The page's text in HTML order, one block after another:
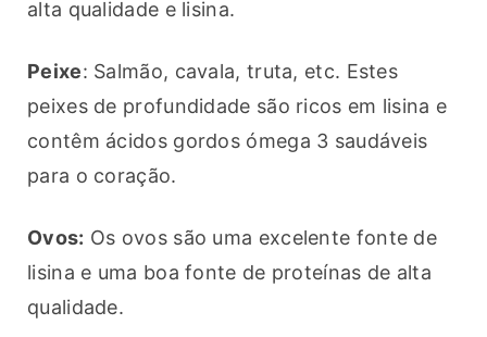
alta qualidade e lisina.
Peixe: Salmão, cavala, truta, etc. Estes
peixes de profundidade são ricos em lisina e
contêm ácidos gordos ómega 3 saudáveis
para o coração.
Ovos: Os ovos são uma excelente fonte de
lisina e uma boa fonte de proteínas de alta
qualidade.